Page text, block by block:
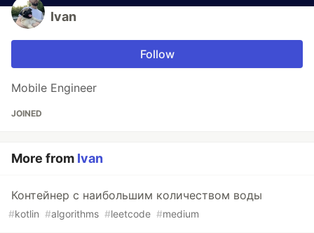
Ivan
Follow
Mobile Engineer
JOINED
More from Ivan
Контейнер с наибольшим количеством воды
#kotlin #algorithms #leetcode #medium